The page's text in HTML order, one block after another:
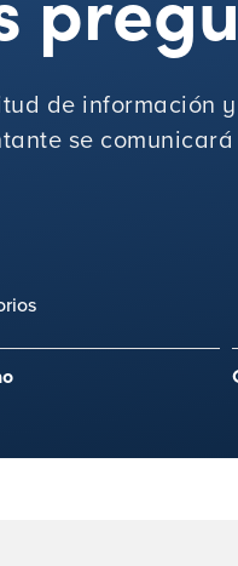
de información y
se comunicará